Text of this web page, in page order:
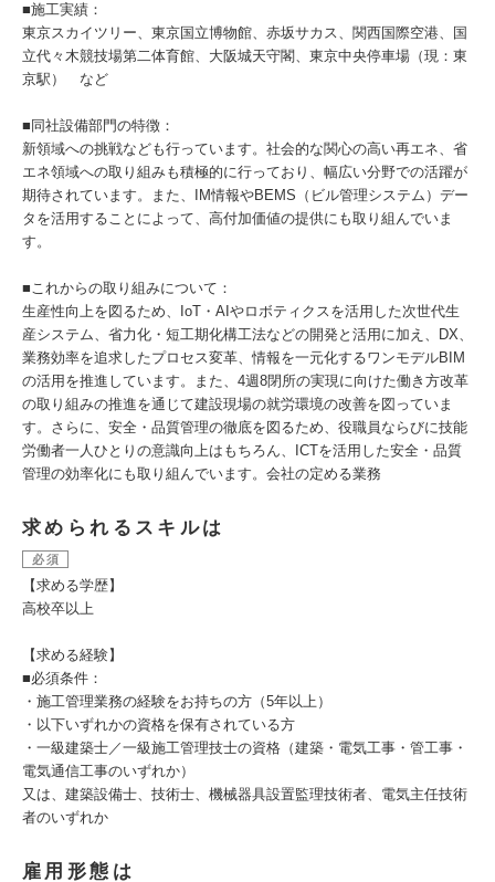
■施工実績：
東京スカイツリー、東京国立博物館、赤坂サカス、関西国際空港、国
立代々木競技場第二体育館、大阪城天守閣、東京中央停車場（現：東
京駅） など
■同社設備部門の特徴：
新領域への挑戦なども行っています。社会的な関心の高い再エネ、省
エネ領域への取り組みも積極的に行っており、幅広い分野での活躍が
期待されています。また、IM情報やBEMS（ビル管理システム）デー
タを活用することによって、高付加価値の提供にも取り組んでいま
す。
■これからの取り組みについて：
生産性向上を図るため、IoT・AIやロボティクスを活用した次世代生
産システム、省力化・短工期化構工法などの開発と活用に加え、DX、
業務効率を追求したプロセス変革、情報を一元化するワンモデルBIM
の活用を推進しています。また、4週8閉所の実現に向けた働き方改革
の取り組みの推進を通じて建設現場の就労環境の改善を図っていま
す。さらに、安全・品質管理の徹底を図るため、役職員ならびに技能
労働者一人ひとりの意識向上はもちろん、ICTを活用した安全・品質
管理の効率化にも取り組んでいます。会社の定める業務
求められるスキルは
必須
【求める学歴】
高校卒以上
【求める経験】
■必須条件：
・施工管理業務の経験をお持ちの方（5年以上）
・以下いずれかの資格を保有されている方
・一級建築士／一級施工管理技士の資格（建築・電気工事・管工事・
電気通信工事のいずれか）
又は、建築設備士、技術士、機械器具設置監理技術者、電気主任技術
者のいずれか
雇用形態は